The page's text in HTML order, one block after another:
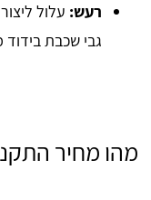
רעש: עלול
גבי שכבת
מהו מחיר